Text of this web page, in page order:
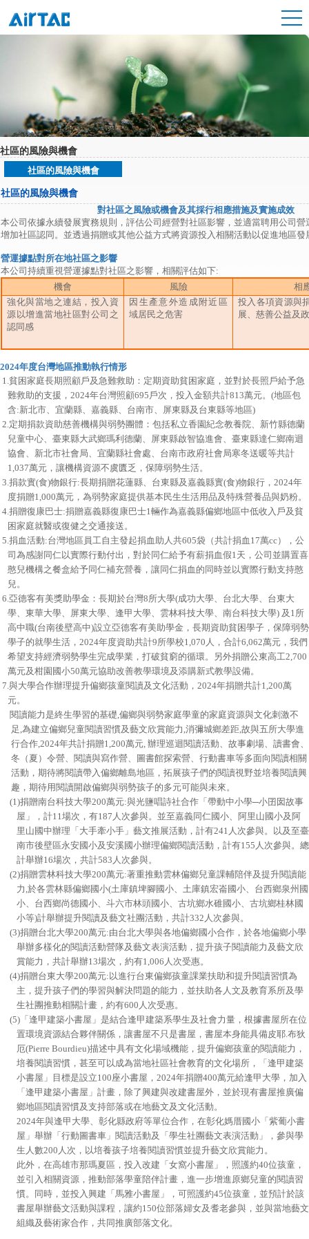
社區的風險與機會
社區的風險與機會
社區的風險與機會
對社區之風險或機會及其採行相應措施及實施成效
本公司依據永續發展實務規則，評估公司經營對社區影響，並適當聘用公司營
增加社區認同。並透過捐贈或其他公益方式將資源投入相關活動以促進地區發
營運據點對所在地社區之影響
本公司持續重視營運據點對社區之影響，相關評估如下:
機會
風險
相
強化與當地之連結，投入資
源以增進當地社區對公司之
認同感
因生產意外造成附近區
域居民之危害
投入各項資源與
展、慈善公益及
2024年度台灣地區推動執行情形
1.貧困家庭長期照顧戶及急難救助：定期資助貧困家庭，並對於長照戶給予急
難救助的支援，2024年台灣照顧695戶次，投入金額共計813萬元。(地區包
含:新北市、宜蘭縣、嘉義縣、台南市、屏東縣及台東縣等地區)
2.定期捐款資助慈善機構與弱勢團體：包括私立香園紀念教養院、新竹縣德蘭
兒童中心、臺東縣大武鄉瑪利德蘭、屏東縣啟智協進會、臺東縣達仁鄉南迴
協會、新北市社會局、宜蘭縣社會處、台南市政府社會局寒冬送暖等共計
1,037萬元，讓機構資源不虞匱乏，保障弱勢生活。
3.捐款實(食)物銀行:長期捐贈花蓮縣、台東縣及嘉義縣實(食)物銀行，2024年
度捐贈1,000萬元，為弱勢家庭提供基本民生生活用品及特殊營養品與奶粉。
4.捐贈復康巴士:捐贈嘉義縣復康巴士1輛作為嘉義縣偏鄉地區中低收入戶及貧
困家庭就醫或復健之交通接送。
5.捐血活動:台灣地區員工自主發起捐血助人共605袋（共計捐血17萬cc），公
司為感謝同仁以實際行動付出，對於同仁給予有薪捐血假1天，公司並購置喜
憨兒機構之餐盒給予同仁補充營養，讓同仁捐血的同時並以實際行動支持憨
兒。
6.亞德客有美獎助學金：長期於台灣8所大學(成功大學、台北大學、台東大
學、東華大學、屏東大學、逢甲大學、雲林科技大學、南台科技大學) 及1所
高中職(台南後壁高中)設立亞德客有美助學金，長期資助貧困學子，保障弱勢
學子的就學生活，2024年度資助共計9所學校1,070人，合計6,062萬元，我們
希望支持經濟弱勢學生完成學業，打破貧窮的循環。另外捐贈公東高工2,700
萬元及柑園國小50萬元協助改善教學環境及添購新式教學設備。
7.與大學合作辦理提升偏鄉孩童閱讀及文化活動，2024年捐贈共計1,200萬
元。
閱讀能力是終生學習的基礎,偏鄉與弱勢家庭學童的家庭資源與文化刺激不
足,為建立偏鄉兒童閱讀習慣及藝文欣賞能力,消彌城鄉差距,故與五所大學進
行合作,2024年共計捐贈1,200萬元, 辦理巡迴閱讀活動、故事劇場、讀書會、
冬（夏）令營、閱讀與寫作營、圖書館探索營、行動書車等多面向閱讀相關
活動，期待將閱讀帶入偏鄉離島地區，拓展孩子們的閱讀視野並培養閱讀興
趣，期待用閱讀開啟偏鄉與弱勢孩子的多元可能與未來。
(1)捐贈南台科技大學200萬元:與光鹽唱詩社合作「帶動中小學─小囝囡故事
屋」，計11場次，有187人次參與。並至嘉義同仁國小、阿里山國小及阿
里山國中辦理「大手牽小手」藝文推展活動，計有241人次參與。以及至臺
南市後壁區永安國小及安溪國小辦理偏鄉閱讀活動，計有155人次參與。總
計舉辦16場次，共計583人次參與。
(2)捐贈雲林科技大學200萬元:著重推動雲林偏鄉兒童課輔陪伴及提升閱讀能
力,於各雲林縣偏鄉國小(土庫鎮埤腳國小、土庫鎮宏崙國小、台西鄉泉州國
小、台西鄉尚德國小、斗六市林頭國小、古坑鄉水碓國小、古坑鄉桂林國
小等)計舉辦提升閱讀及藝文社團活動，共計332人次參與。
(3)捐贈台北大學200萬元:由台北大學與各地偏鄉國小合作，於各地偏鄉小學
舉辦多樣化的閱讀活動營隊及藝文表演活動，提升孩子閱讀能力及藝文欣
賞能力，共計舉辦13場次，約有1,006人次受惠。
(4)捐贈台東大學200萬元:以進行台東偏鄉孩童課業扶助和提升閱讀習慣為
主，提升孩子們的學習與解決問題的能力，並扶助各人文及教育系所及學
生社團推動相關計畫，約有600人次受惠。
(5)「逢甲建築小書屋」是結合逢甲建築系學生及社會力量，根據書屋所在位
置環境資源結合夥伴關係，讓書屋不只是書屋，書屋本身能具備皮耶.布狄
厄(Pierre Bourdieu)描述中具有文化場域機能，提升偏鄉孩童的閱讀能力，
培養閱讀習慣，甚至可以成為當地社區社會教育的文化場所，「逢甲建築
小書屋」目標是設立100座小書屋，2024年捐贈400萬元給逢甲大學，加入
「逢甲建築小書屋」計畫，除了興建與改建書屋外，並於現有書屋推廣偏
鄉地區閱讀習慣及支持部落或在地藝文及文化活動。
2024年與逢甲大學、彰化縣政府等單位合作，在彰化媽厝國小「紫葡小書
屋」舉辦「行動圖書車」閱讀活動及「學生社團藝文表演活動」，參與學
生人數200人次，以培養孩子培養閱讀習慣並提升藝文欣賞能力。
此外，在高雄市那瑪夏區，投入改建「女窩小書屋」，照護約40位孩童，
並引入相關資源，推動部落學童陪伴計畫，進一步增進原鄉兒童的閱讀習
慣。同時，並投入興建「馬雅小書屋」，可照護約45位孩童，並預計於該
書屋舉辦藝文活動與課程，讓約150位部落婦女及耆老參與，並與當地藝文
組織及藝術家合作，共同推廣部落文化。